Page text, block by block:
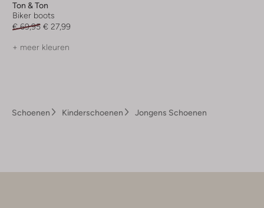
Ton & Ton
Biker boots
€ 69,95 € 27,99
+ meer kleuren
Schoenen Kinderschoenen Jongens Schoenen